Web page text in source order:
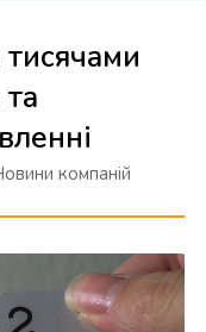
тисячами
компаній